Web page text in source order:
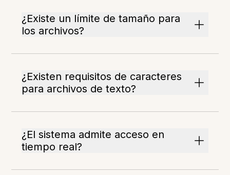
¿Existe un límite de tamaño para
los archivos?
¿Existen requisitos de caracteres
para archivos de texto?
¿El sistema admite acceso en
tiempo real?